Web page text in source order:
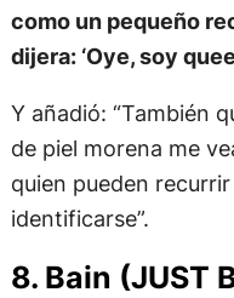
como un pequeño
dijera: ‘Oye, soy
Y añadió: “También
de piel morena me
quien pueden
identificarse”.
8. Bain (JUST